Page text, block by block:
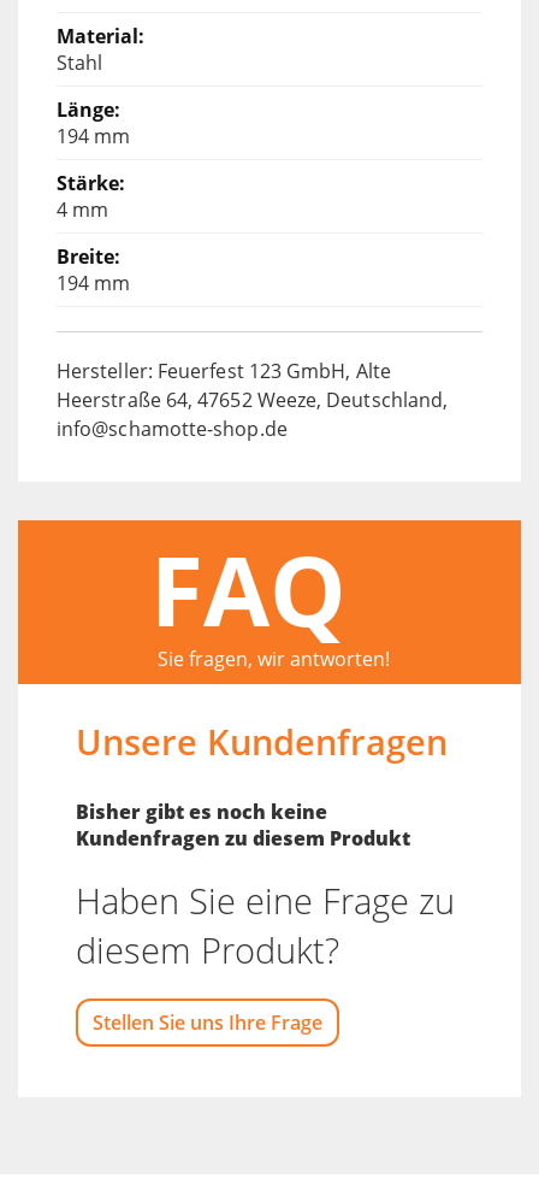
Stahl
194 mm
4 mm
194 mm
Hersteller: Feuerfest 123 GmbH, Alte
Heerstraße 64, 47652 Weeze, Deutschland,
info@schamotte-shop.de
FAQ
Sie fragen, wir antworten!
Unsere Kundenfragen
Bisher gibt es noch keine
Kundenfragen zu diesem Produkt
Haben Sie eine Frage zu
diesem Produkt?
Stellen Sie uns Ihre Frage